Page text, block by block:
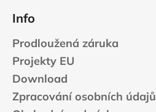
Info
Prodloužená záruka
Projekty EU
Download
Zpracování osobních údajů